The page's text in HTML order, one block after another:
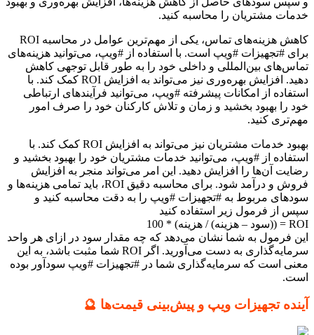
خدمات مشتریان را محاسبه کنید.
کاهش هزینه‌های تماس، یکی از مهم‌ترین عوامل در محاسبه ROI
برای #تجهیزات #ویپ است. با استفاده از #ویپ، می‌توانید هزینه‌های
تماس‌های بین‌المللی و داخلی خود را به طور قابل توجهی کاهش
دهید. افزایش بهره‌وری نیز می‌تواند به افزایش ROI کمک کند. با
استفاده از امکانات پیشرفته #ویپ، می‌توانید فرآیندهای ارتباطی
خود را بهبود بخشید و زمان و تلاش کارکنان خود را صرف امور
مهم‌تری کنید.
بهبود خدمات مشتریان نیز می‌تواند به افزایش ROI کمک کند. با
استفاده از #ویپ، می‌توانید خدمات مشتریان خود را بهبود بخشید و
رضایت آن‌ها را افزایش دهید. این امر می‌تواند منجر به افزایش
فروش و درآمد شود. برای محاسبه دقیق ROI، باید تمامی هزینه‌ها و
سودهای مربوط به #تجهیزات #ویپ را به دقت محاسبه کنید و
سپس از فرمول زیر استفاده کنید
ROI = ((سود – هزینه) / هزینه) * 100
این فرمول به شما نشان می‌دهد که چه مقدار سود در ازای هر واحد
سرمایه‌گذاری به دست می‌آورید. اگر ROI شما مثبت باشد، به این
معنی است که سرمایه‌گذاری شما در #تجهیزات #ویپ سودآور بوده
است.
آینده تجهیزات ویپ و پیش‌بینی قیمت‌ها 🔮